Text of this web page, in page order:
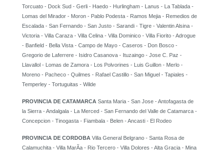
Torcuato - Dock Sud - Gerli - Haedo - Hurlingham - Lanus - La Tablada -
Lomas del Mirador - Moron - Pablo Podesta - Ramos Mejia - Remedios de
Escalada - San Fernando - San Justo - Sarandi - Tigre - Valentin Alsina -
Victoria - Villa Caraza - Villa Celina - Villa Dominico - Villa Fiorito - Adrogue
- Banfield - Bella Vista - Campo de Mayo - Caseros - Don Bosco -
Gregorio de Laferrere - Isidro Casanova - Ituzaingo - Jose C. Paz -
Llavallol - Lomas de Zamora - Los Polvorines - Luis Guillon - Merlo -
Moreno - Pacheco - Quilmes - Rafael Castillo - San Miguel - Tapiales -
Temperley - Tortuguitas - Wilde
PROVINCIA DE CATAMARCA Santa Maria - San Jose - Antofagasta de
la Sierra - Andalgala - La Merced - San Fernando del Valle de Catamarca -
Concepcion - Tinogasta - Fiambala - Belen - Ancasti - El Rodeo
PROVINCIA DE CORDOBA Villa General Belgrano - Santa Rosa de
Calamuchita - Villa MarÃ­a - Rio Tercero - Villa Dolores - Alta Gracia - Mina